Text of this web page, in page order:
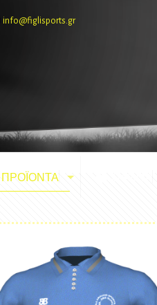
info@figlisports.gr
ΠΡΟΪΟΝΤΑ